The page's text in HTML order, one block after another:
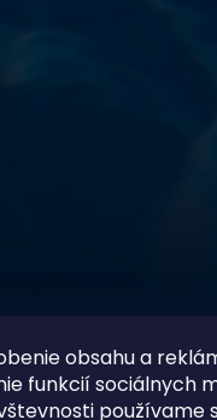
obsahu a
funkcií sociálnych
používame
zdokonaľovaním v
vlastnej
na najlepších
najvyššiu
a bezpečnosťou.
kontrolami a
oázu čistoty s